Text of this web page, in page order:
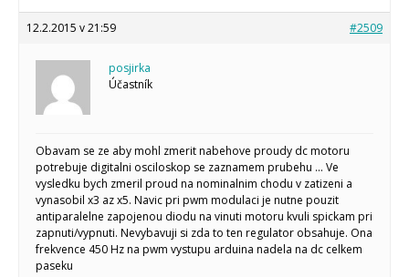
12.2.2015 v 21:59 #2509
posjirka
Účastník
Obavam se ze aby mohl zmerit nabehove proudy dc motoru
potrebuje digitalni osciloskop se zaznamem prubehu … Ve
vysledku bych zmeril proud na nominalnim chodu v zatizeni a
vynasobil x3 az x5. Navic pri pwm modulaci je nutne pouzit
antiparalelne zapojenou diodu na vinuti motoru kvuli spickam pri
zapnuti/vypnuti. Nevybavuji si zda to ten regulator obsahuje. Ona
frekvence 450 Hz na pwm vystupu arduina nadela na dc celkem
paseku